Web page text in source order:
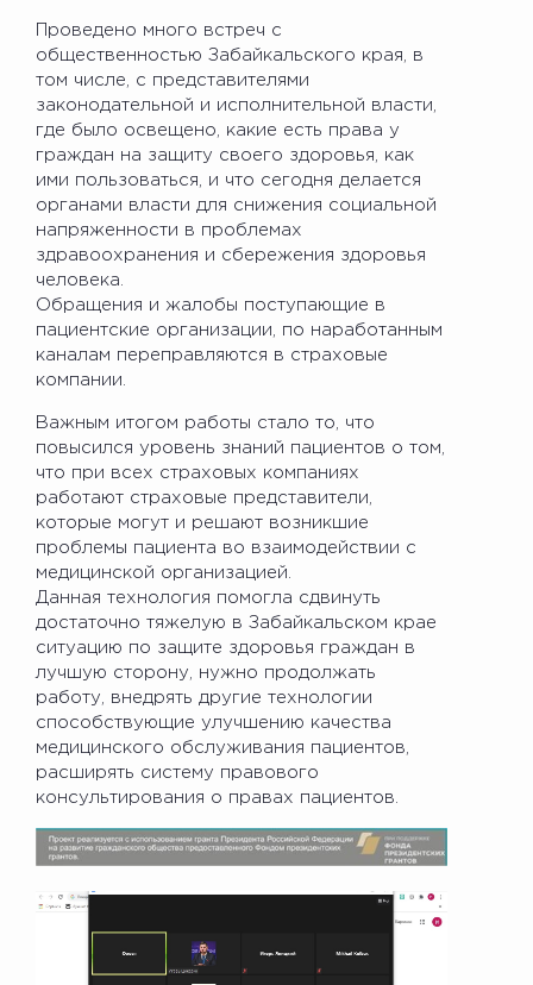
Проведено много встреч с
общественностью Забайкальского края, в
том числе, с представителями
законодательной и исполнительной власти,
где было освещено, какие есть права у
граждан на защиту своего здоровья, как
ими пользоваться, и что сегодня делается
органами власти для снижения социальной
напряженности в проблемах
здравоохранения и сбережения здоровья
человека.
Обращения и жалобы поступающие в
пациентские организации, по наработанным
каналам переправляются в страховые
компании.
Важным итогом работы стало то, что
повысился уровень знаний пациентов о том,
что при всех страховых компаниях
работают страховые представители,
которые могут и решают возникшие
проблемы пациента во взаимодействии с
медицинской организацией.
Данная технология помогла сдвинуть
достаточно тяжелую в Забайкальском крае
ситуацию по защите здоровья граждан в
лучшую сторону, нужно продолжать
работу, внедрять другие технологии
способствующие улучшению качества
медицинского обслуживания пациентов,
расширять систему правового
консультирования о правах пациентов.